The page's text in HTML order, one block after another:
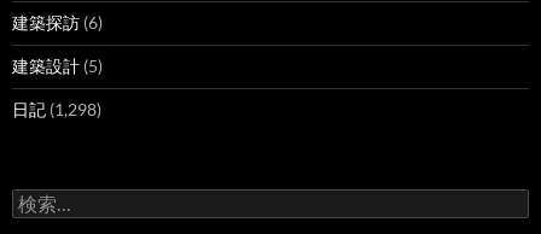
建築探訪 (6)
建築設計 (5)
日記 (1,298)
検
索